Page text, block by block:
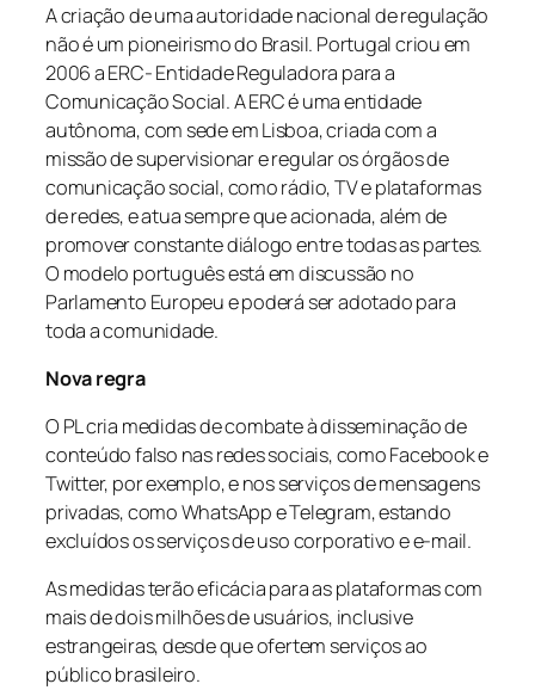
A criação de uma autoridade nacional de regulação
não é um pioneirismo do Brasil. Portugal criou em
2006 a ERC- Entidade Reguladora para a
Comunicação Social. A ERC é uma entidade
autônoma, com sede em Lisboa, criada com a
missão de supervisionar e regular os órgãos de
comunicação social, como rádio, TV e plataformas
de redes, e atua sempre que acionada, além de
promover constante diálogo entre todas as partes.
O modelo português está em discussão no
Parlamento Europeu e poderá ser adotado para
toda a comunidade.
Nova regra
O PL cria medidas de combate à disseminação de
conteúdo falso nas redes sociais, como Facebook e
Twitter, por exemplo, e nos serviços de mensagens
privadas, como WhatsApp e Telegram, estando
excluídos os serviços de uso corporativo e e-mail.
As medidas terão eficácia para as plataformas com
mais de dois milhões de usuários, inclusive
estrangeiras, desde que ofertem serviços ao
público brasileiro.